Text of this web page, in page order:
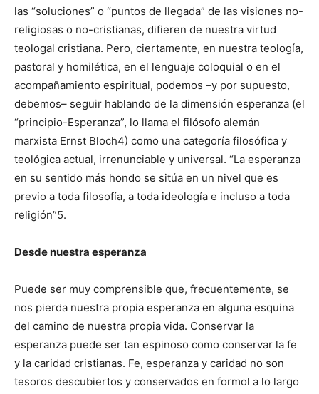
las “soluciones” o “puntos de llegada” de las visiones no-
religiosas o no-cristianas, difieren de nuestra virtud
teologal cristiana. Pero, ciertamente, en nuestra teología,
pastoral y homilética, en el lenguaje coloquial o en el
acompañamiento espiritual, podemos –y por supuesto,
debemos– seguir hablando de la dimensión esperanza (el
“principio-Esperanza”, lo llama el filósofo alemán
marxista Ernst Bloch4) como una categoría filosófica y
teológica actual, irrenunciable y universal. “La esperanza
en su sentido más hondo se sitúa en un nivel que es
previo a toda filosofía, a toda ideología e incluso a toda
religión”5.
Desde nuestra esperanza
Puede ser muy comprensible que, frecuentemente, se
nos pierda nuestra propia esperanza en alguna esquina
del camino de nuestra propia vida. Conservar la
esperanza puede ser tan espinoso como conservar la fe
y la caridad cristianas. Fe, esperanza y caridad no son
tesoros descubiertos y conservados en formol a lo largo